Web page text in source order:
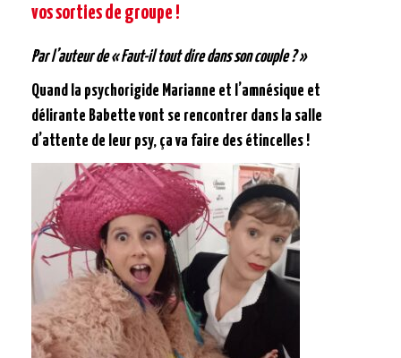
vos sorties de groupe !
Par l’auteur de « Faut-il tout dire dans son couple ? »
Quand la psychorigide Marianne et l’amnésique et
délirante Babette vont se rencontrer dans la salle
d’attente de leur psy, ça va faire des étincelles !